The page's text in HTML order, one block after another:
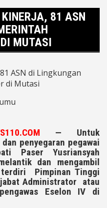
81 ASN
MUTASI
— Untuk
penyegaran pegawai
Paser Yusriansyah
dan mengambil
Pimpinan Tinggi
Administrator atau
Eselon IV di